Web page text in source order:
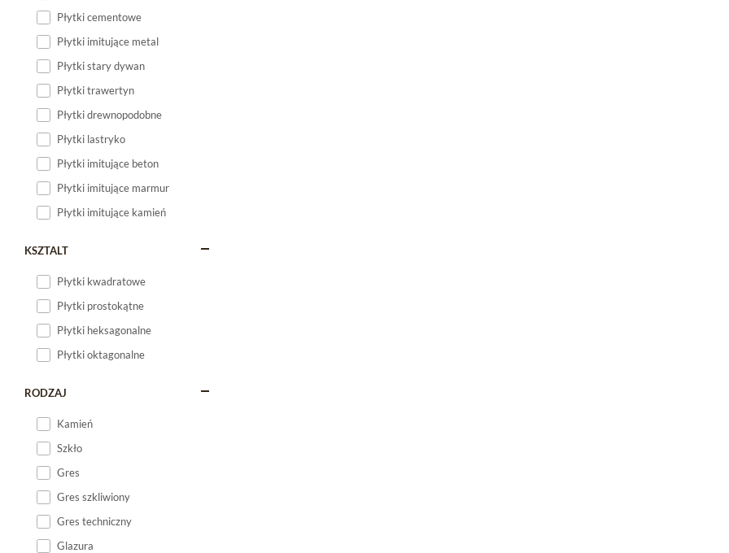
Płytki cementowe
Płytki imitujące metal
Płytki stary dywan
Płytki trawertyn
Płytki drewnopodobne
Płytki lastryko
Płytki imitujące beton
Płytki imitujące marmur
Płytki imitujące kamień
KSZTALT
Płytki kwadratowe
Płytki prostokątne
Płytki heksagonalne
Płytki oktagonalne
RODZAJ
Kamień
Szkło
Gres
Gres szkliwiony
Gres techniczny
Glazura